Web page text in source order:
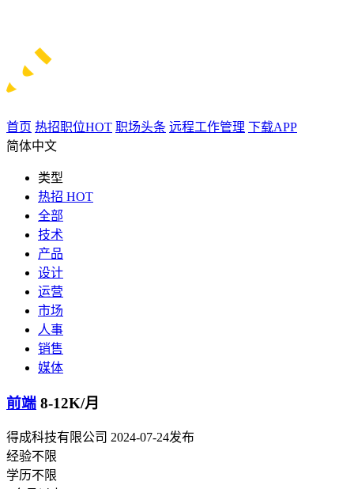
首页 热招职位HOT 职场头条 远程工作管理 下载APP
简体中文
类型
热招 HOT
全部
技术
产品
设计
运营
市场
人事
销售
媒体
前端 8-12K/月
得成科技有限公司 2024-07-24发布
经验不限
学历不限